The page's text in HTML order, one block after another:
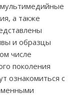
а также
и образцы
числе
поколения
ознакомиться с